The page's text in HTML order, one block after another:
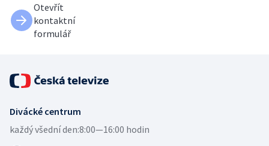
Otevřít
kontaktní
formulář
Divácké centrum
každý všední den:8:00—16:00 hodin